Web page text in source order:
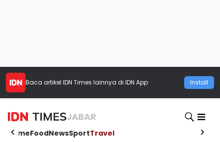
Baca artikel IDN Times lainnya di IDN App Install
JABAR
HomeFoodNewsSportTravel